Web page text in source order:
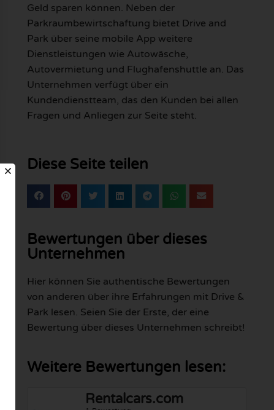
Geld sparen können. Neben der
Parkraumbewirtschaftung bietet Drive and
Park über seine mobile App weitere
Dienstleistungen wie Autowäsche,
Autovermietung und Flughafenshuttle an. Das
Unternehmen verfügt über ein
Kundendienstteam, das den Kunden bei allen
Fragen und Anliegen zur Seite steht.
Diese Seite teilen
Bewertungen über dieses
Unternehmen
Hier können Sie authentische Bewertungen
von anderen über ihre Erfahrungen mit Drive &
Park lesen. Seien Sie der Erste, der eine
Bewertung über dieses Unternehmen schreibt!
Weitere Bewertungen lesen:
Rentalcars.com